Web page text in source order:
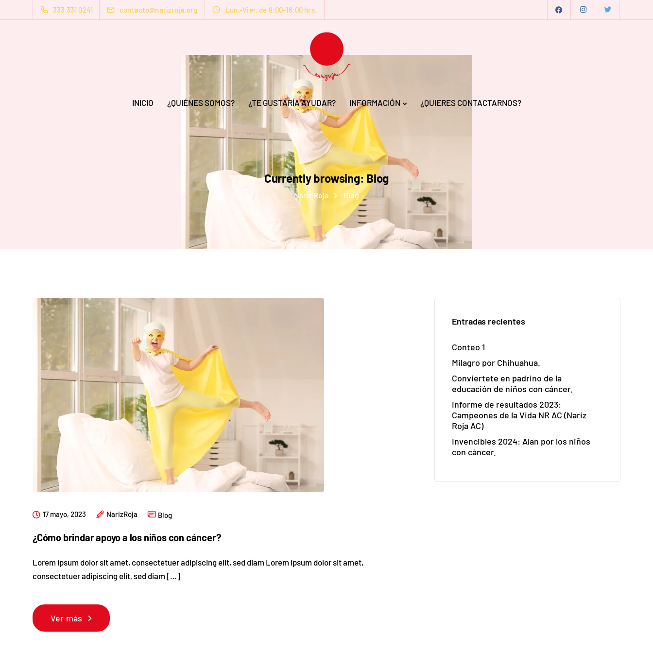
333 331 0241 contacto@narizroja.org Lun.-Vier. de 9:00-16:00 hrs.
INICIO ¿QUIÉNES SOMOS? ¿TE GUSTARÍA AYUDAR? INFORMACIÓN ¿QUIERES CONTACTARNOS?
Currently browsing: Blog
Nariz Roja Blog
17 mayo, 2023 NarizRoja Blog
¿Cómo brindar apoyo a los niños con cáncer?
Lorem ipsum dolor sit amet, consectetuer adipiscing elit, sed diam Lorem ipsum dolor sit amet,
consectetuer adipiscing elit, sed diam […]
Ver más
Entradas recientes
Conteo 1
Milagro por Chihuahua.
Conviertete en padrino de la
educación de niños con cáncer.
Informe de resultados 2023:
Campeones de la Vida NR AC (Nariz
Roja AC)
Invencibles 2024: Alan por los niños
con cáncer.